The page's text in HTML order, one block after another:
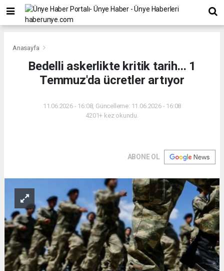
Anasayfa
Bedelli askerlikte kritik tarih... 1
Temmuz'da ücretler artıyor
11.06.2026 - 16:08, Güncelleme: 11.06.2026 - 16:08
4201+ kez okundu.
ABONE OL